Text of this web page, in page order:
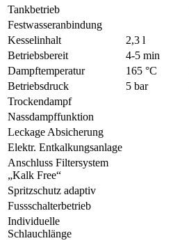
Tankbetrieb
Festwasseranbindung
Kesselinhalt
2,3 l
Betriebsbereit
4-5 min
Dampftemperatur
165 °C
Betriebsdruck
5 bar
Trockendampf
Nassdampffunktion
Leckage Absicherung
Elektr. Entkalkungsanlage
Anschluss Filtersystem
„Kalk Free“
Spritzschutz adaptiv
Fussschalterbetrieb
Individuelle
Schlauchlänge